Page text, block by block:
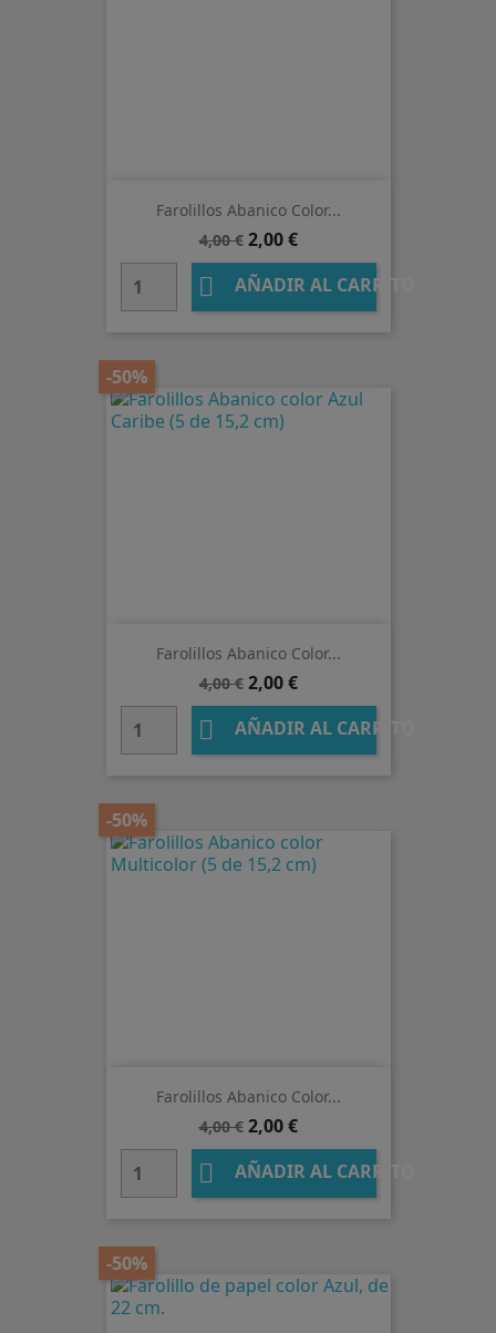
Farolillos Abanico Color...
Precio
base
4,00 € Precio
2,00 €
 AÑADIR AL CARRITO
Farolillos Abanico Color...
Precio
base
4,00 €
-50%
Precio
2,00 €
 AÑADIR AL CARRITO
Farolillos Abanico Color...
Precio
base
4,00 €
-50%
Precio
2,00 €
 AÑADIR AL CARRITO
-50%